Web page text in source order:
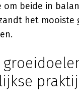
om beide in
het mooiste